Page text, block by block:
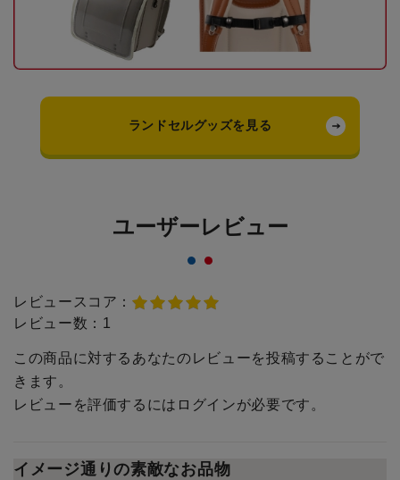
ランドセルグッズを見る
ユーザーレビュー
レビュースコア：
レビュー数： 1
この商品に対するあなたのレビューを投稿することがで
きます。
レビューを評価するには ログインが必要です。
イメージ通りの素敵なお品物